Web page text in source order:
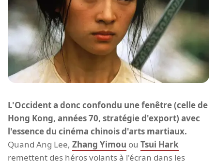
L'Occident a donc confondu une fenêtre (celle de
Hong Kong, années 70, stratégie d'export) avec
l'essence du cinéma chinois d'arts martiaux.
Quand Ang Lee, Zhang Yimou ou Tsui Hark
remettent des héros volants à l'écran dans les